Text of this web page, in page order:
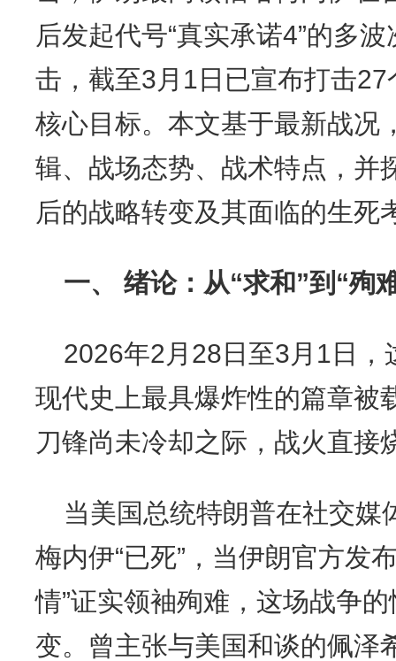
后发起代号“真实承诺4”的多
击，截至3月1日已宣布打击
核心目标。本文基于最新战况
辑、战场态势、战术特点，并
后的战略转变及其面临的生死
一、 绪论：从“求和”到“
2026年2月28日至3月1日
现代史上最具爆炸性的篇章被
刀锋尚未冷却之际，战火直接
当美国总统特朗普在社交媒
梅内伊“已死”，当伊朗官方发
情”证实领袖殉难，这场战争
变。曾主张与美国和谈的佩泽